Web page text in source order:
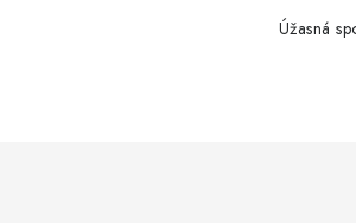
Úžasná